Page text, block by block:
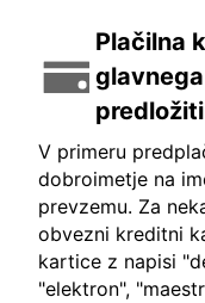
Plačilna
V primeru
dobroimetje na
prevzemu. Za
obvezni kreditni
kartice z napisi
"elektron",